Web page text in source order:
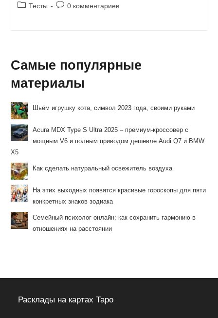
Рубрика
Тесты
Комментарии
0 комментариев
Самые популярные
материалы
Шьём игрушку кота, символ 2023 года, своими руками
Acura MDX Type S Ultra 2025 – премиум-кроссовер с
мощным V6 и полным приводом дешевле Audi Q7 и BMW
X5
Как сделать натуральный освежитель воздуха
На этих выходных появятся красивые гороскопы для пяти
конкретных знаков зодиака
Семейный психолог онлайн: как сохранить гармонию в
отношениях на расстоянии
Расклады на картах Таро